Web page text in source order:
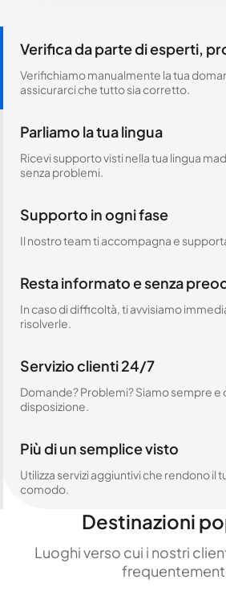
Verifica da parte di esperti,
Verifichiamo manualmente la tua
assicurarci che tutto sia corretto.
Parliamo la tua lingua
Ricevi supporto visti nella tua lingua
senza problemi.
Supporto in ogni fase
Il nostro team ti accompagna e
Resta informato e senza
In caso di difficoltà, ti avvisiamo
risolverle.
Servizio clienti 24/7
Domande? Problemi? Siamo sempre e
disposizione.
Più di un semplice visto
Utilizza servizi aggiuntivi che rendono il
comodo.
Destinazioni
Luoghi verso cui i nostri